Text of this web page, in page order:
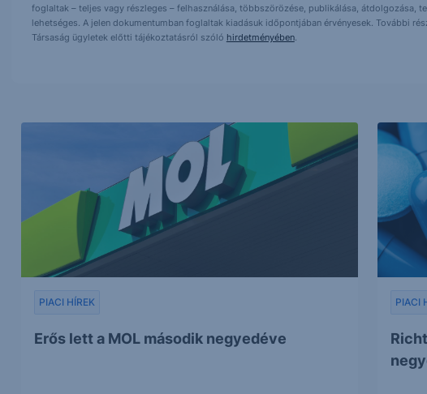
foglaltak – teljes vagy részleges – felhasználása, többszörözése, publikálása, átdolgozása,
lehetséges. A jelen dokumentumban foglaltak kiadásuk időpontjában érvényesek. További
Társaság ügyletek előtti tájékoztatásról szóló hirdetményében.
Erős lett a MOL második negyedéve
PIACI HÍREK PIACI